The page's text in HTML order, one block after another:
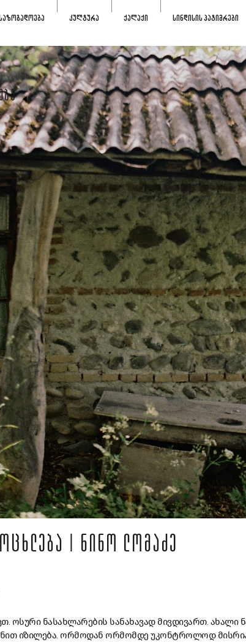
ᲙᲣᲚᲢᲣᲠᲐ ᲥᲐᲚᲐᲥᲘ ᲡᲘᲜᲓᲘᲡᲘᲡ ᲞᲐᲢᲘᲛᲠᲔᲑᲘ
| ᲜᲘᲜᲝ ᲚᲝᲛᲐᲫᲔ
ოსური ნასახლარების სანახავად მივდივართ. ახალი
იზილება. ორმოდან ორმომდე უკონტროლოდ